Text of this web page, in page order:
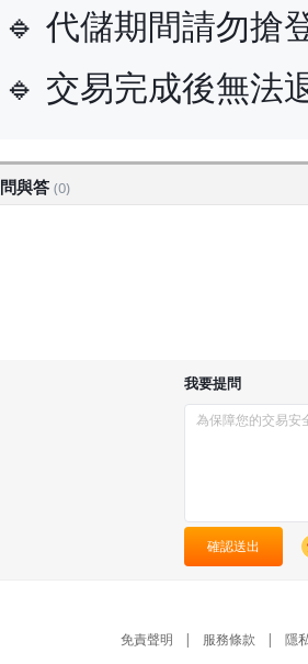
🔹 代儲期間請勿搶
🔹 交易完成後無法
問與答 (0)
我要提問
確認送出
免責聲明 | 服務條款 | 隱